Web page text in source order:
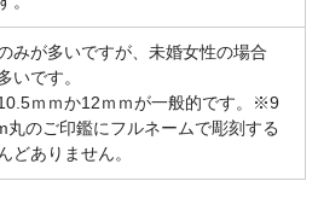
みが多いですが、未婚女性の場合
いです。
ｍｍか12ｍｍが一般的です。※9
丸のご印鑑にフルネームで彫刻する
どありません。